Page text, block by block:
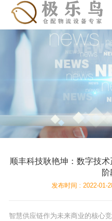
顺丰科技耿艳坤：数字技
发布时间 : 2022-01-
智慧供应链作为未来商业的核心